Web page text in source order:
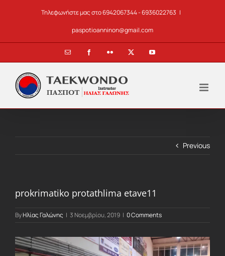
Τηλεφωνήστε μας στο 6942067344 - 6936022763 |
paspotioanninon@gmail.com
Email FacebookFlickr YouTube
Previous
prokrimatiko protathlima etave11
ByΗλίας Γαλώνης | 3 Νοεμβρίου, 2019 | 0 Comments